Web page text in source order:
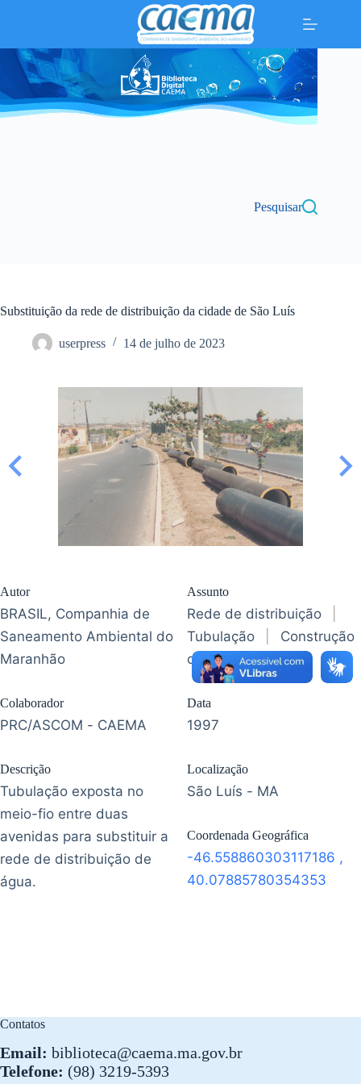
conteúdo
Pesquisar
Substituição da rede de distribuição da cidade de São Luís
userpress 14 de julho de 2023
Autor
BRASIL, Companhia de
Saneamento Ambiental do
Maranhão
Colaborador
PRC/ASCOM - CAEMA
Descrição
Tubulação exposta no
meio-fio entre duas
avenidas para substituir a
rede de distribuição de
água.
Assunto
Rede de distribuição
Tubulação
Construção
civil
Data
1997
Localização
São Luís - MA
Coordenada Geográfica
-46.558860303117186 ,
40.07885780354353
Contatos
Email: biblioteca@caema.ma.gov.br
Telefone: (98) 3219-5393